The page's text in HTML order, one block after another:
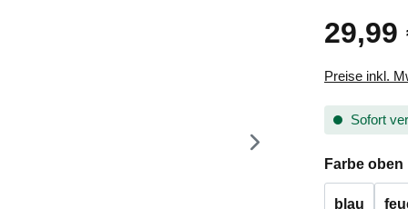
Regulärer
29,99
Preise inkl.
Sofort
Farbe oben
blau